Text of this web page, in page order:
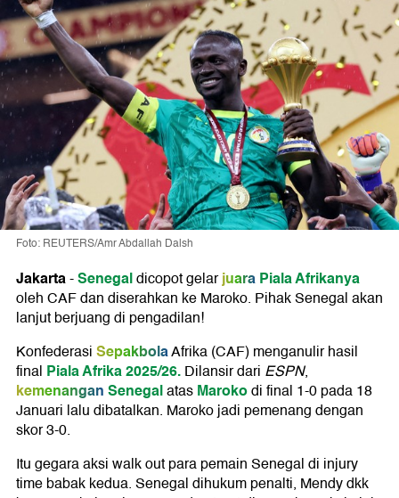
Foto: REUTERS/Amr Abdallah Dalsh
Jakarta-Senegaldicopot gelarjuaraPiala Afrikanya
oleh CAF dan diserahkan ke Maroko. Pihak Senegal akan
lanjut berjuang di pengadilan!
KonfederasiSepakbolaAfrika (CAF) menganulir hasil
final Piala Afrika 2025/26.Dilansir dari ESPN,
kemenanganSenegalatasMarokodi final 1-0 pada 18
Januari lalu dibatalkan. Maroko jadi pemenang dengan
skor 3-0.
Itu gegara aksi walk out para pemain Senegal di injury
time babak kedua. Senegal dihukum penalti, Mendy dkk